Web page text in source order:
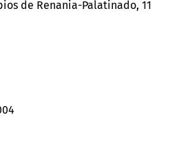
de Renania-Palatinado, 11